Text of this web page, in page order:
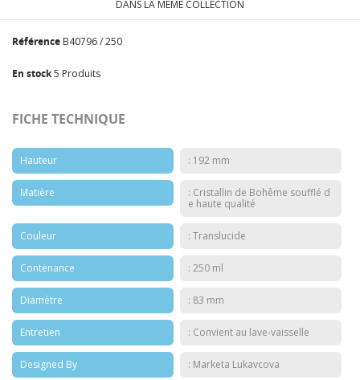
DANS LA MÊME COLLECTION
Référence B40796 / 250
En stock5 Produits
FICHE TECHNIQUE
Hauteur : 192 mm
Matière
: Cristallin de Bohême soufflé d
e haute qualité
Couleur : Translucide
Contenance : 250 ml
Diamètre : 83 mm
Entretien : Convient au lave-vaisselle
Designed By : Marketa Lukavcova